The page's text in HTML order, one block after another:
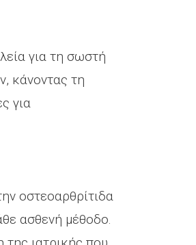
για τη σωστή
κάνοντας τη
για
οστεοαρθρίτιδα
ασθενή μέθοδο.